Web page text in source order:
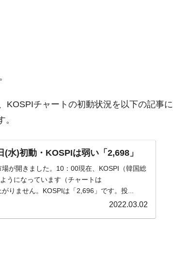
KOSPIチャートの初動状況を以下の記事に
(水)初動・KOSPIは弱い「2,698」
が開きました。10：00現在、KOSPI（韓国総
うになっています（チャートは
りません。KOSPIは「2,696」です。投...
2022.03.02